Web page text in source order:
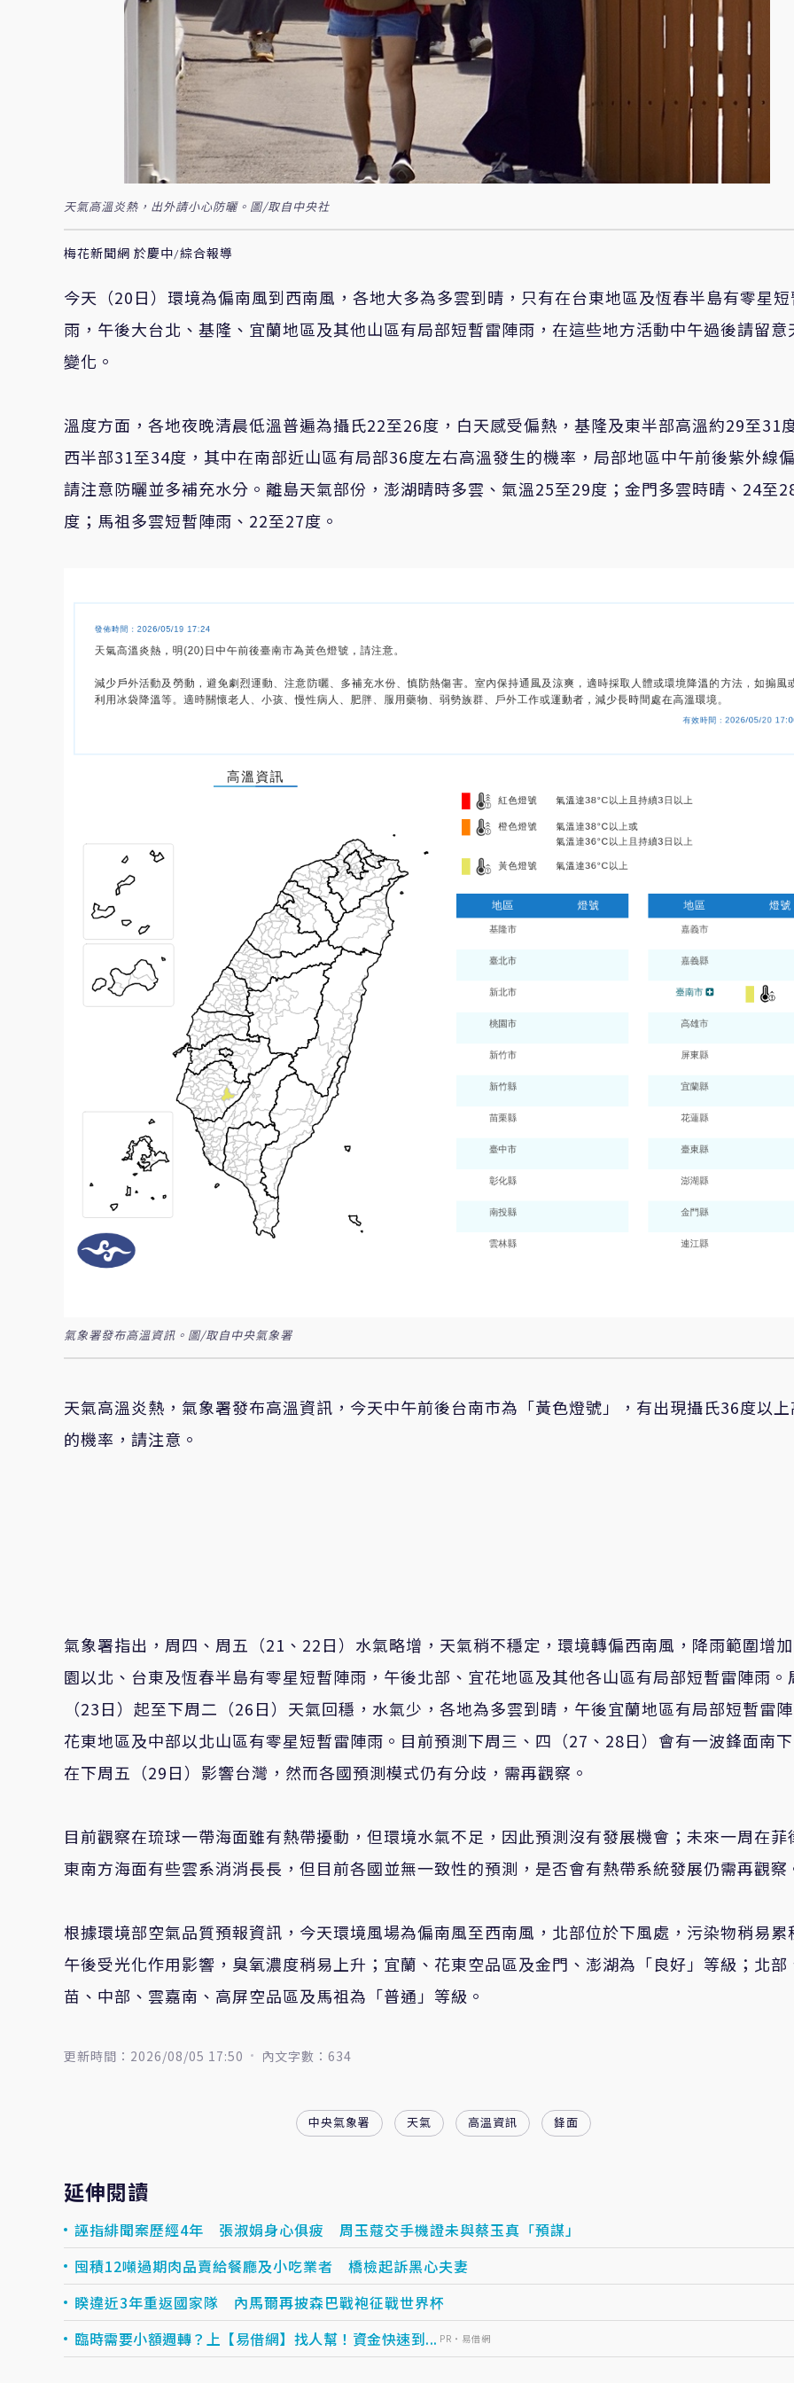
天氣高溫炎熱，出外請小心防曬。圖/取自中央社
梅花新聞網 於慶中/綜合報導
今天（20日）環境為偏南風到西南風，各地大多為多雲到晴，只有在台東地區及恆春半島有零星
雨，午後大台北、基隆、宜蘭地區及其他山區有局部短暫雷陣雨，在這些地方活動中午過後請留意
變化。
溫度方面，各地夜晚清晨低溫普遍為攝氏22至26度，白天感受偏熱，基隆及東半部高溫約29至31
西半部31至34度，其中在南部近山區有局部36度左右高溫發生的機率，局部地區中午前後紫外線
請注意防曬並多補充水分。離島天氣部份，澎湖晴時多雲、氣溫25至29度；金門多雲時晴、24至
度；馬祖多雲短暫陣雨、22至27度。
氣象署發布高溫資訊。圖/取自中央氣象署
天氣高溫炎熱，氣象署發布高溫資訊，今天中午前後台南市為「黃色燈號」，有出現攝氏36度以
的機率，請注意。
氣象署指出，周四、周五（21、22日）水氣略增，天氣稍不穩定，環境轉偏西南風，降雨範圍增
園以北、台東及恆春半島有零星短暫陣雨，午後北部、宜花地區及其他各山區有局部短暫雷陣雨。
（23日）起至下周二（26日）天氣回穩，水氣少，各地為多雲到晴，午後宜蘭地區有局部短暫雷
花東地區及中部以北山區有零星短暫雷陣雨。目前預測下周三、四（27、28日）會有一波鋒面南
在下周五（29日）影響台灣，然而各國預測模式仍有分歧，需再觀察。
目前觀察在琉球一帶海面雖有熱帶擾動，但環境水氣不足，因此預測沒有發展機會；未來一周在菲
東南方海面有些雲系消消長長，但目前各國並無一致性的預測，是否會有熱帶系統發展仍需再觀察
根據環境部空氣品質預報資訊，今天環境風場為偏南風至西南風，北部位於下風處，污染物稍易累
午後受光化作用影響，臭氧濃度稍易上升；宜蘭、花東空品區及金門、澎湖為「良好」等級；北部
苗、中部、雲嘉南、高屏空品區及馬祖為「普通」等級。
更新時間：2026/08/05 17:50 內文字數：634
中央氣象署 天氣 高溫資訊 鋒面
延伸閱讀
誣指緋聞案歷經4年 張淑娟身心俱疲 周玉蔻交手機證未與蔡玉真「預謀」
囤積12噸過期肉品賣給餐廳及小吃業者 橋檢起訴黑心夫妻
睽違近3年重返國家隊 內馬爾再披森巴戰袍征戰世界杯
臨時需要小額週轉？上【易借網】找人幫！資金快速到... PR・易借網